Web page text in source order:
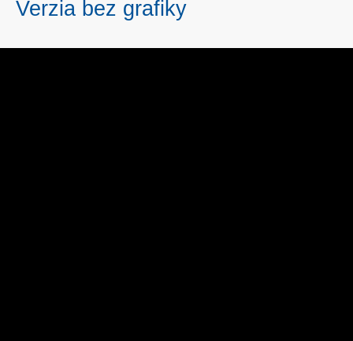
Verzia bez grafiky